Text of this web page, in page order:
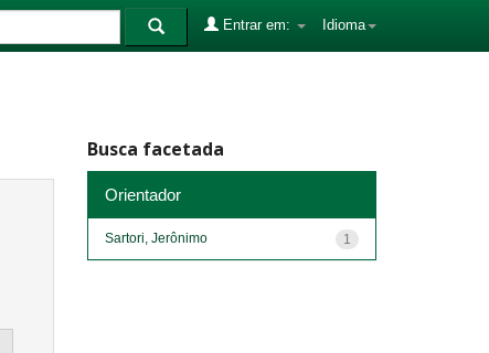
Idioma
Entrar em:
Busca facetada
Orientador
1
Sartori, Jerônimo